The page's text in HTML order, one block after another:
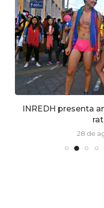
INREDH presenta
28 de